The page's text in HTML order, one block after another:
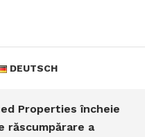
DEUTSCH
încheie
a